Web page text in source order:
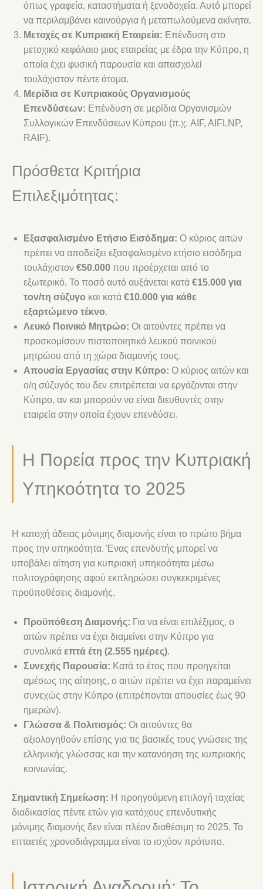
όπως γραφεία, καταστήματα ή ξενοδοχεία. Αυτό μπορεί
να περιλαμβάνει καινούργια ή μεταπωλούμενα ακίνητα.
Μετοχές σε Κυπριακή Εταιρεία: Επένδυση στο
μετοχικό κεφάλαιο μιας εταιρείας με έδρα την Κύπρο, η
οποία έχει φυσική παρουσία και απασχολεί
τουλάχιστον πέντε άτομα.
Μερίδια σε Κυπριακούς Οργανισμούς
Επενδύσεων: Επένδυση σε μερίδια Οργανισμών
Συλλογικών Επενδύσεων Κύπρου (π.χ. AIF, AIFLNP,
RAIF).
Πρόσθετα Κριτήρια
Επιλεξιμότητας:
Εξασφαλισμένο Ετήσιο Εισόδημα: Ο κύριος αιτών
πρέπει να αποδείξει εξασφαλισμένο ετήσιο εισόδημα
τουλάχιστον €50.000 που προέρχεται από το
εξωτερικό. Το ποσό αυτό αυξάνεται κατά €15.000 για
τον/τη σύζυγο και κατά €10.000 για κάθε
εξαρτώμενο τέκνο.
Λευκό Ποινικό Μητρώο: Οι αιτούντες πρέπει να
προσκομίσουν πιστοποιητικό λευκού ποινικού
μητρώου από τη χώρα διαμονής τους.
Απουσία Εργασίας στην Κύπρο: Ο κύριος αιτών και
ο/η σύζυγός του δεν επιτρέπεται να εργάζονται στην
Κύπρο, αν και μπορούν να είναι διευθυντές στην
εταιρεία στην οποία έχουν επενδύσει.
Η Πορεία προς την Κυπριακή
Υπηκοότητα το 2025
Η κατοχή άδειας μόνιμης διαμονής είναι το πρώτο βήμα
προς την υπηκοότητα. Ένας επενδυτής μπορεί να
υποβάλει αίτηση για κυπριακή υπηκοότητα μέσω
πολιτογράφησης αφού εκπληρώσει συγκεκριμένες
προϋποθέσεις διαμονής.
Προϋπόθεση Διαμονής: Για να είναι επιλέξιμος, ο
αιτών πρέπει να έχει διαμείνει στην Κύπρο για
συνολικά επτά έτη (2.555 ημέρες).
Συνεχής Παρουσία: Κατά το έτος που προηγείται
αμέσως της αίτησης, ο αιτών πρέπει να έχει παραμείνει
συνεχώς στην Κύπρο (επιτρέπονται απουσίες έως 90
ημερών).
Γλώσσα & Πολιτισμός: Οι αιτούντες θα
αξιολογηθούν επίσης για τις βασικές τους γνώσεις της
ελληνικής γλώσσας και την κατανόηση της κυπριακής
κοινωνίας.
Σημαντική Σημείωση: Η προηγούμενη επιλογή ταχείας
διαδικασίας πέντε ετών για κατόχους επενδυτικής
μόνιμης διαμονής δεν είναι πλέον διαθέσιμη το 2025. Το
επταετές χρονοδιάγραμμα είναι το ισχύον πρότυπο.